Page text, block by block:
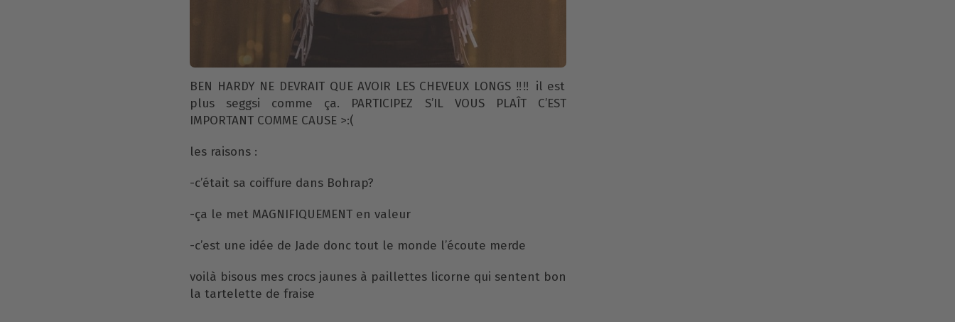
BEN HARDY NE DEVRAIT QUE AVOIR LES CHEVEUX LONGS ‼️‼️ il est
plus seggsi comme ça. PARTICIPEZ S’IL VOUS PLAÎT C’EST
IMPORTANT COMME CAUSE >:(
les raisons :
-c’était sa coiffure dans Bohrap?
-ça le met MAGNIFIQUEMENT en valeur
-c’est une idée de Jade donc tout le monde l’écoute merde
voilà bisous mes crocs jaunes à paillettes licorne qui sentent bon
la tartelette de fraise